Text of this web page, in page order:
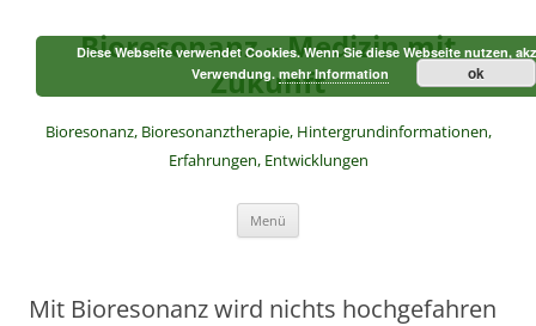
springenBioresonanz – Medizin mit
Zukunft
Bioresonanz, Bioresonanztherapie, Hintergrundinformationen,
Erfahrungen, Entwicklungen
Menü
Mit Bioresonanz wird nichts hochgefahren
Diese Webseite verwendet Cookies. Wenn Sie diese Webseite nutzen,
Verwendung.mehr Information ok